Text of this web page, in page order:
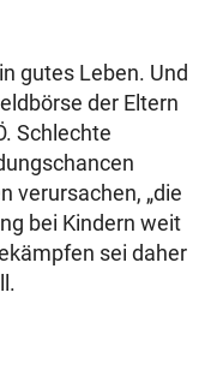
gutes Leben. Und
der Eltern
Schlechte
verursachen, „die
bei Kindern weit
sei daher